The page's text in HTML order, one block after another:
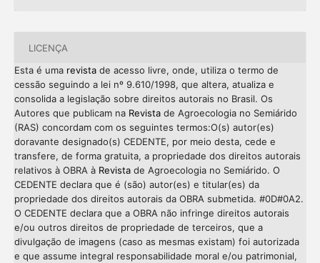
LICENÇA
Esta é uma revistade acesso livre, onde, utiliza o termo de
cessão seguindo a lei nº 9.610/1998, que altera, atualiza e
consolida a legislação sobre direitos autorais no Brasil. Os
Autores que publicam na Revistade Agroecologia no Semiárido
(RAS) concordam com os seguintes termos:O(s) autor(es)
doravante designado(s) CEDENTE, por meio desta, cede e
transfere, de forma gratuita, a propriedade dos direitos autorais
relativos à OBRA à Revistade Agroecologia no Semiárido. O
CEDENTE declara que é (são) autor(es) e titular(es) da
propriedade dos direitos autorais da OBRA submetida. #0D#0A2.
O CEDENTE declara que a OBRA não infringe direitos autorais
e/ou outros direitos de propriedade de terceiros, que a
divulgação de imagens (caso as mesmas existam) foi autorizada
e que assume integral responsabilidade moral e/ou patrimonial,